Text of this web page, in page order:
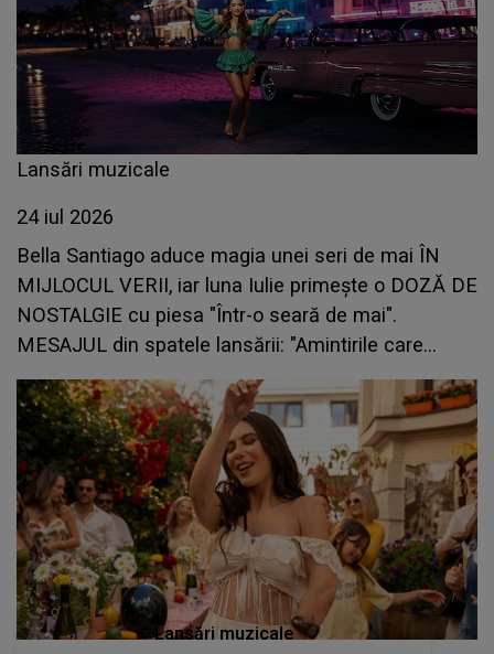
Lansări muzicale
24 iul 2026
Bella Santiago aduce magia unei seri de mai ÎN
MIJLOCUL VERII, iar luna Iulie primește o DOZĂ DE
NOSTALGIE cu piesa "Într-o seară de mai".
MESAJUL din spatele lansării: "Amintirile care
rămân cu tine mult timp după ce se termină
melodia"
Lansări muzicale